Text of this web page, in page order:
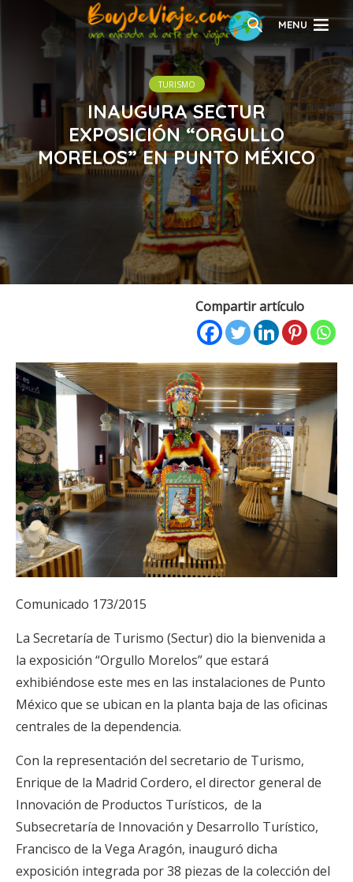
MENU
TURISMO
INAUGURA SECTUR
EXPOSICIÓN “ORGULLO
MORELOS” EN PUNTO MÉXICO
Compartir artículo
Comunicado 173/2015
La Secretaría de Turismo (Sectur) dio la bienvenida a
la exposición “Orgullo Morelos” que estará
exhibiéndose este mes en las instalaciones de Punto
México que se ubican en la planta baja de las oficinas
centrales de la dependencia.
Con la representación del secretario de Turismo,
Enrique de la Madrid Cordero, el director general de
Innovación de Productos Turísticos, de la
Subsecretaría de Innovación y Desarrollo Turístico,
Francisco de la Vega Aragón, inauguró dicha
exposición integrada por 38 piezas de la colección del